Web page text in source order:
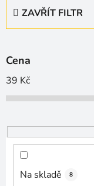
p
r
o
d
k
t
ZAVŘÍT FILTR
Cena
39 Kč
Na skladě 8